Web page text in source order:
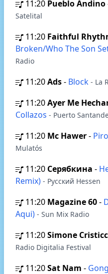
11:20 Pueblo Andino
Satelital
11:20 Faithful
Broken/Who The Son
Radio
11:20Ads- Block - La
11:20Ayer Me
Collazos - Puerto
11:20 Mc Hawer-
Mulatós
11:20 Серябкина -
Remix) - Русский Hessen
11:20 Magazine 60-
Aqui) - Sun Mix Radio
11:20Simone
Radio Digitalia Festival
11:20Sat Nam -